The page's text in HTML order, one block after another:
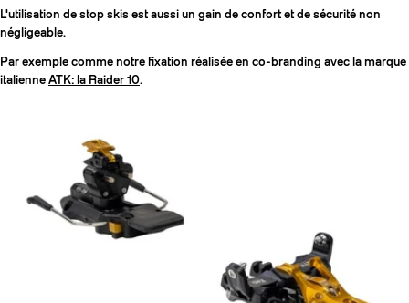
L'utilisation de stop skis est aussi un gain de confort et de sécurité non
négligeable.
Par exemple comme notre fixation réalisée en co-branding avec la marque
italienne ATK: la Raider 10.